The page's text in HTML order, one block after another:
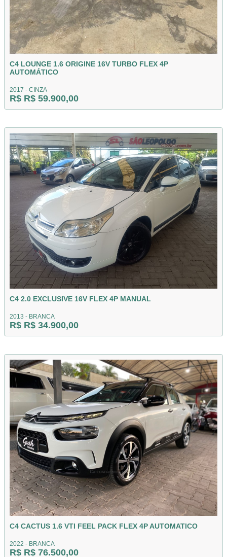
C4 LOUNGE 1.6 ORIGINE 16V TURBO FLEX 4P
AUTOMÁTICO
2017 - CINZA
R$ R$ 59.900,00
C4 2.0 EXCLUSIVE 16V FLEX 4P MANUAL
2013 - BRANCA
R$ R$ 34.900,00
C4 CACTUS 1.6 VTI FEEL PACK FLEX 4P AUTOMATICO
2022 - BRANCA
R$ R$ 76.500,00